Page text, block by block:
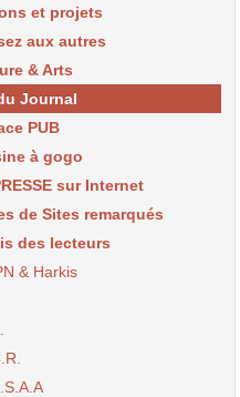
et projets
aux autres
& Arts
Journal
PUB
à gogo
sur Internet
de Sites remarqués
des lecteurs
& Harkis